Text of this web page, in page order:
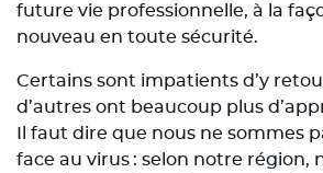
future vie professionnelle, à la
nouveau en toute sécurité.
Certains sont impatients d’y
d’autres ont beaucoup plus
Il faut dire que nous ne sommes
face au virus : selon notre région,